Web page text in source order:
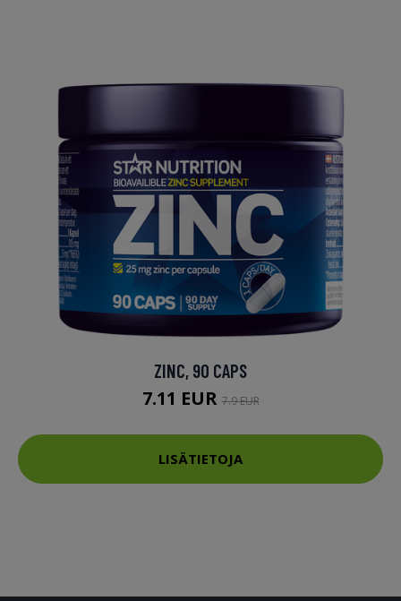
ZINC, 90 CAPS
7.11 EUR7.9 EUR
LISÄTIETOJA